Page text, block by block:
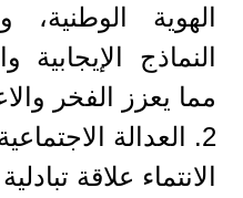
الهوية
النماذج
مما يعزز الفخر
​2. العدالة الاجتماعية وتكافؤ الفرص
​الانتماء علاقة